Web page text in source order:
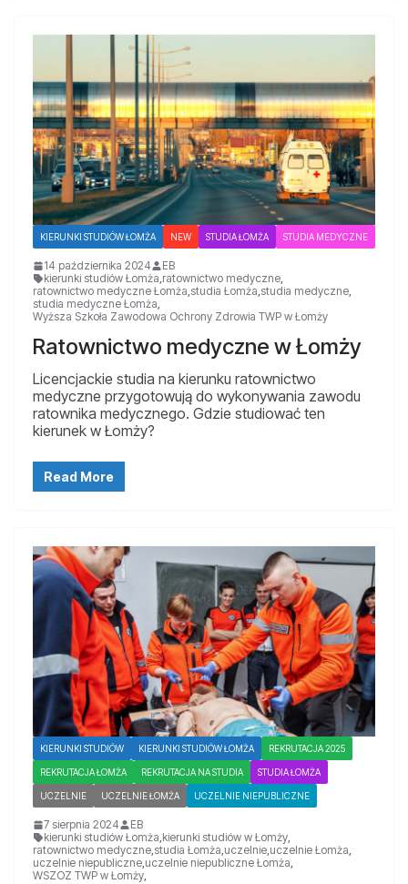
KIERUNKI STUDIÓW ŁOMŻA NEW STUDIA ŁOMŻA STUDIA MEDYCZNE
14 października 2024
EB
kierunki studiów Łomża,ratownictwo medyczne,
ratownictwo medyczne Łomża,studia Łomża,studia medyczne,
studia medyczne Łomża,
Wyższa Szkoła Zawodowa Ochrony Zdrowia TWP w Łomży
Ratownictwo medyczne w Łomży
Licencjackie studia na kierunku ratownictwo
medyczne przygotowują do wykonywania zawodu
ratownika medycznego. Gdzie studiować ten
kierunek w Łomży?
Read More
KIERUNKI STUDIÓW KIERUNKI STUDIÓW ŁOMŻA REKRUTACJA 2025
REKRUTACJA ŁOMŻA REKRUTACJA NA STUDIA STUDIA ŁOMŻA
UCZELNIE UCZELNIE ŁOMŻA UCZELNIE NIEPUBLICZNE
7 sierpnia 2024
EB
kierunki studiów Łomża,kierunki studiów w Łomży,
ratownictwo medyczne,studia Łomża,uczelnie,uczelnie Łomża,
uczelnie niepubliczne,uczelnie niepubliczne Łomża,
WSZOZ TWP w Łomży,